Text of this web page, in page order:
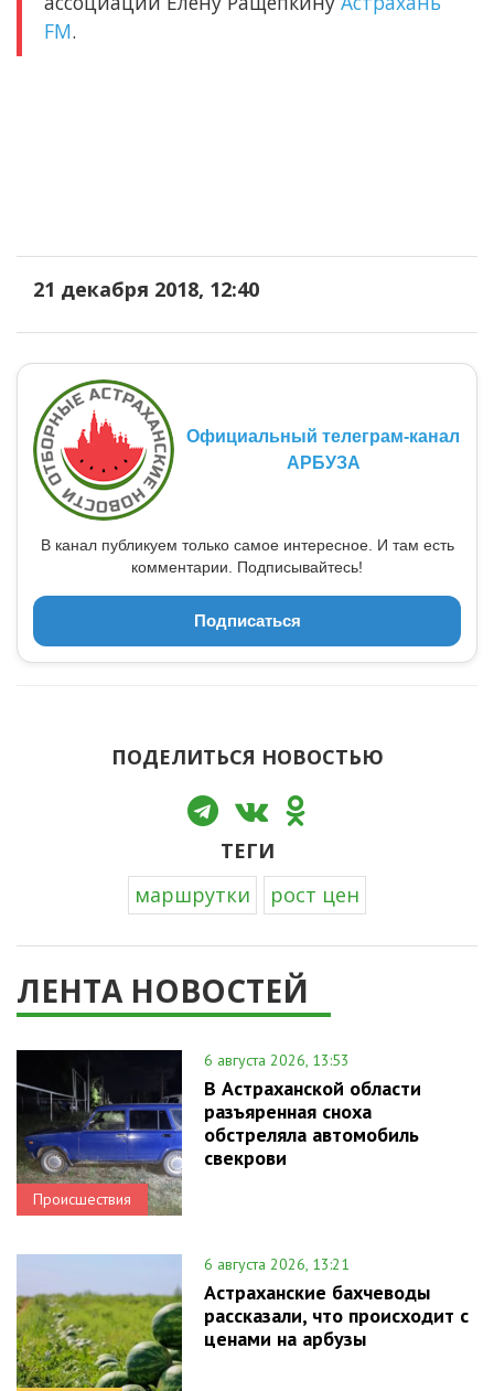
FM.
21 декабря 2018, 12:40
Официальный телеграм-канал
АРБУЗА
В канал публикуем только самое интересное. И там есть
комментарии. Подписывайтесь!
Подписаться
ПОДЕЛИТЬСЯ НОВОСТЬЮ
ТЕГИ
маршрутки
рост цен
ЛЕНТА НОВОСТЕЙ
Происшествия
6 августа 2026, 13:53
В Астраханской области
разъяренная сноха
обстреляла автомобиль
свекрови
6 августа 2026, 13:21
Астраханские бахчеводы
рассказали, что происходит с
ценами на арбузы